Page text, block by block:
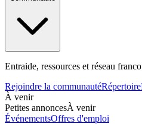
Entraide, ressources et réseau
Rejoindre la communautéRépertoire
À venir
Petites annoncesÀ venir
ÉvénementsOffres d'emploi